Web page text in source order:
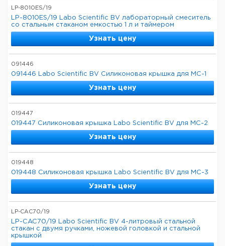
LP-8010ES/19
LP-8010ES/19 Labo Scientific BV лабораторный смеситель
со стальным стаканом емкостью 1 л и таймером
Узнать цену
091446
091446 Labo Scientific BV Силиконовая крышка для MC-1
Узнать цену
019447
019447 Силиконовая крышка Labo Scientific BV для MC-2
Узнать цену
019448
019448 Силиконовая крышка Labo Scientific BV для MC-3
Узнать цену
LP-CAC70/19
LP-CAC70/19 Labo Scientific BV 4-литровый стальной
стакан с двумя ручками, ножевой головкой и стальной
крышкой